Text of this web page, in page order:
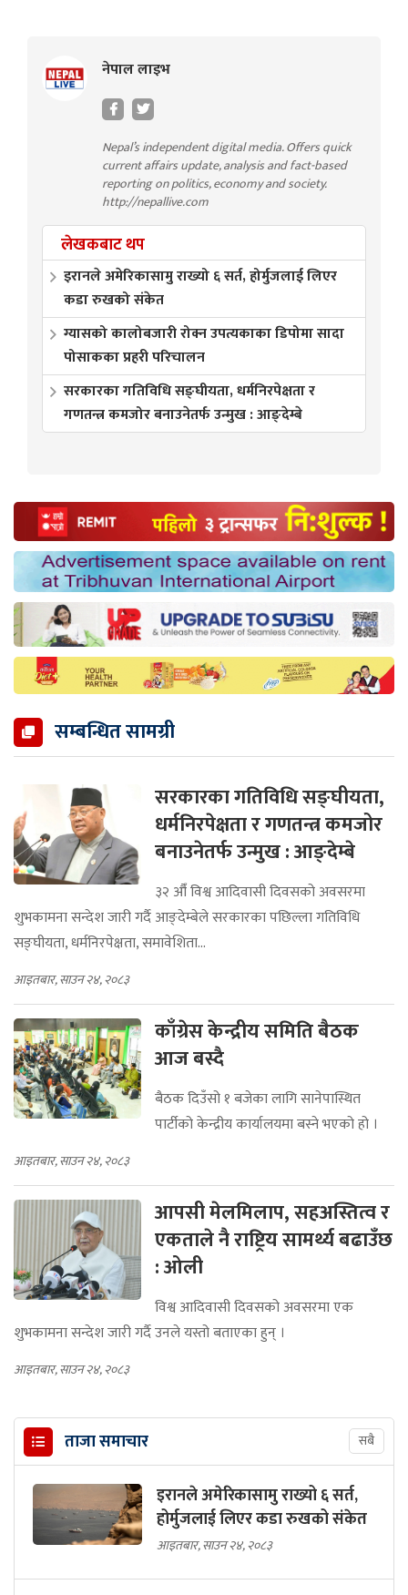
नेपाल लाइभ
Nepal’s independent digital media. Offers quick
current affairs update, analysis and fact-based
reporting on politics, economy and society.
http://nepallive.com
लेखकबाट थप
इरानले अमेरिकासामु राख्यो ६ सर्त, होर्मुजलाई लिएर
कडा रुखको संकेत
ग्यासको कालोबजारी रोक्न उपत्यकाका डिपोमा सादा
पोसाकका प्रहरी परिचालन
सरकारका गतिविधि सङ्घीयता, धर्मनिरपेक्षता र
गणतन्त्र कमजोर बनाउनेतर्फ उन्मुख : आङ्देम्बे
सम्बन्धित सामग्री
सरकारका गतिविधि सङ्घीयता,
धर्मनिरपेक्षता र गणतन्त्र कमजोर
बनाउनेतर्फ उन्मुख : आङ्देम्बे
३२ औँ विश्व आदिवासी दिवसको अवसरमा
शुभकामना सन्देश जारी गर्दै आङ्देम्बेले सरकारका पछिल्ला गतिविधि
सङ्घीयता, धर्मनिरपेक्षता, समावेशिता...
आइतबार, साउन २४, २०८३
काँग्रेस केन्द्रीय समिति बैठक
आज बस्दै
बैठक दिउँसो १ बजेका लागि सानेपास्थित
पार्टीको केन्द्रीय कार्यालयमा बस्ने भएको हो ।
आइतबार, साउन २४, २०८३
आपसी मेलमिलाप, सहअस्तित्व र
एकताले नै राष्ट्रिय सामर्थ्य बढाउँछ
: ओली
विश्व आदिवासी दिवसको अवसरमा एक
शुभकामना सन्देश जारी गर्दै उनले यस्तो बताएका हुन् ।
आइतबार, साउन २४, २०८३
ताजा समाचार सबै
इरानले अमेरिकासामु राख्यो ६ सर्त,
होर्मुजलाई लिएर कडा रुखको संकेत
आइतबार, साउन २४, २०८३